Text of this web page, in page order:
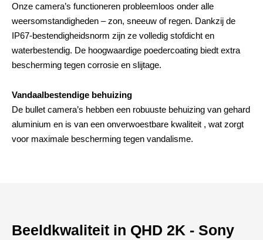
Onze camera’s functioneren probleemloos onder alle
weersomstandigheden – zon, sneeuw of regen. Dankzij de
IP67-bestendigheidsnorm zijn ze volledig stofdicht en
waterbestendig. De hoogwaardige poedercoating biedt extra
bescherming tegen corrosie en slijtage.
Vandaalbestendige behuizing
De bullet camera’s hebben een robuuste behuizing van gehard
aluminium en is van een onverwoestbare kwaliteit , wat zorgt
voor maximale bescherming tegen vandalisme.
Beeldkwaliteit in QHD 2K - Sony